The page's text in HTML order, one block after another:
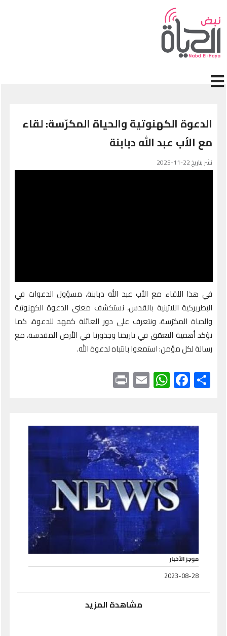
تجاوز إلى المحتوى الرئيسي
الدعوة الكهنوتية والحياة المكرّسة: لقاء
مع الأب عبد الله دبابنة
نشر بتاريخ 22-11-2025
في هذا اللقاء مع الأب عبد الله دبابنة، مسؤول الدعوات في
البطريركية اللاتينية بالقدس، نستكشف معنى الدعوة الكهنوتية
والحياة المكرّسة، ونتعرف على دور العائلة كمهد للدعوة، كما
نؤكد أهمية التعمّق في تاريخنا وجذورنا في الأرض المقدسة، مع
رسالة لكل مؤمن: استمعوا بانتباه لدعوة الله.
Share
Facebook
WhatsApp
Email
Print
موجز الأخبار
2023-08-28
مشاهدة المزيد